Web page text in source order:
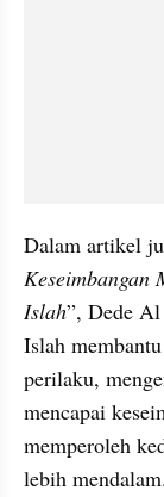
Dalam artikel
Keseimbangan
Islah”, Dede
Islah
perilaku,
mencapai
memperoleh
lebih mendalam.